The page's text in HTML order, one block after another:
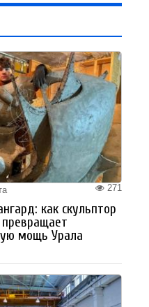
271
как скульптор
мощь Урала